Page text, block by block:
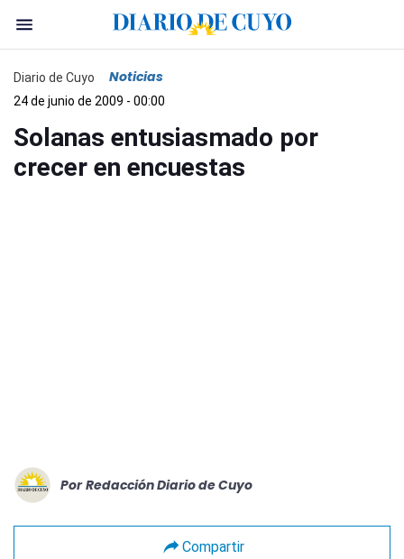
Diario de Cuyo Noticias
24 de junio de 2009 - 00:00
Solanas entusiasmado por
crecer en encuestas
Por Redacción Diario de Cuyo
Compartir